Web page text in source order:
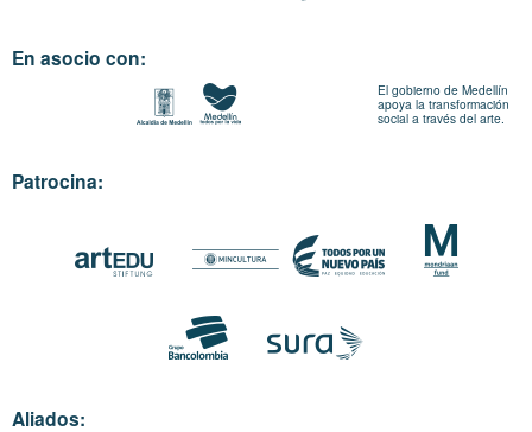
En asocio con:
El gobierno de Medellín
apoya la transformación
social a través del arte.
Patrocina:
Aliados: